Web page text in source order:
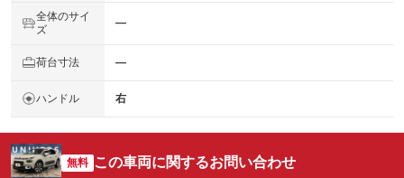
全体のサイ
ズ
―
荷台寸法 ―
ハンドル 右
無料 この車両に関するお問い合わせ